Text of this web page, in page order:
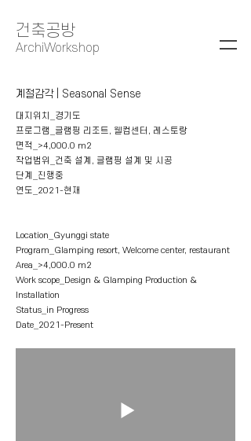
건축공방
ArchiWorkshop
계절감각 | Seasonal Sense
대지위치_경기도
프로그램_글램핑 리조트, 웰컴센터, 레스토랑
면적_>4,000.0 m2
작업범위_건축 설계, 글램핑 설계 및 시공
단계_진행중
연도_2021​-현재
Location_Gyunggi state
Program_Glamping resort, Welcome center, restaurant
Area_>4,000.0 m2
Work scope_Design & Glamping Production &
Installation
Status_in Progress
Date_2021​​-Present